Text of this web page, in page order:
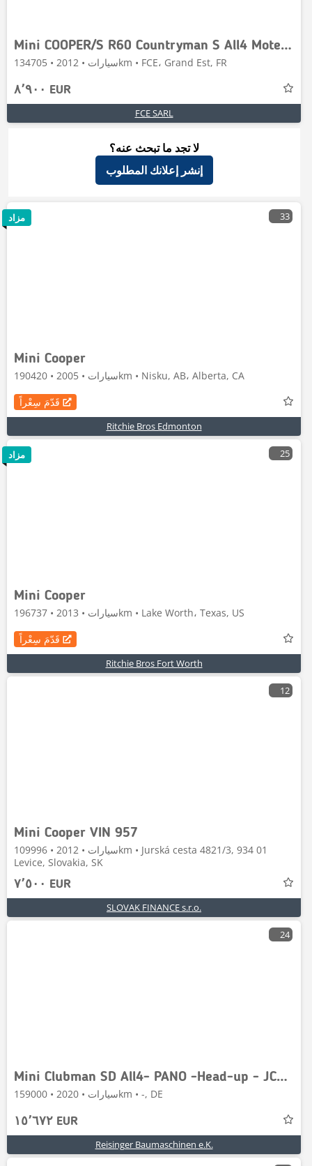
Mini COOPER/S R60 Countryman S All4 Moteur a revoir
سيارات • 2012 • 134705km • FCE، Grand Est, FR
٨٬٩٠٠ EUR
FCE SARL
لا تجد ما تبحث عنه؟
إنشر إعلانك المطلوب
33
Mini Cooper
سيارات • 2005 • 190420km • Nisku, AB، Alberta, CA
قَدّمَ سِعْراً
Ritchie Bros Edmonton
مزاد
25
Mini Cooper
سيارات • 2013 • 196737km • Lake Worth، Texas, US
قَدّمَ سِعْراً
Ritchie Bros Fort Worth
مزاد
12
Mini Cooper VIN 957
سيارات • 2012 • 109996km • Jurská cesta 4821/3, 934 01
Levice, Slovakia, SK
٧٬٥٠٠ EUR
SLOVAK FINANCE s.r.o.
24
Mini Clubman SD All4- PANO -Head-up - JCW-Service neu
سيارات • 2020 • 159000km • -, DE
١٥٬٦٧٢ EUR
Reisinger Baumaschinen e.K.